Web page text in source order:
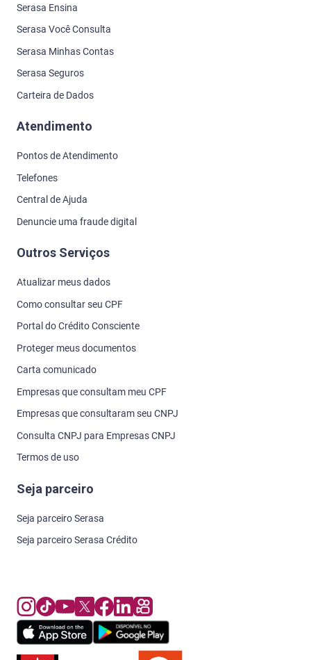
Serasa Ensina
Serasa Você Consulta
Serasa Minhas Contas
Serasa Seguros
Carteira de Dados
Atendimento
Pontos de Atendimento
Telefones
Central de Ajuda
Denuncie uma fraude digital
Outros Serviços
Atualizar meus dados
Como consultar seu CPF
Portal do Crédito Consciente
Proteger meus documentos
Carta comunicado
Empresas que consultam meu CPF
Empresas que consultaram seu CNPJ
Consulta CNPJ para Empresas CNPJ
Termos de uso
Seja parceiro
Seja parceiro Serasa
Seja parceiro Serasa Crédito